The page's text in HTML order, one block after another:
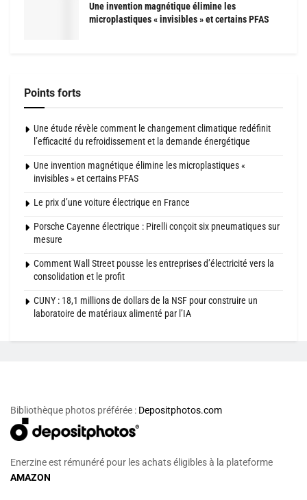
Une invention magnétique élimine les
microplastiques « invisibles » et certains PFAS
Points forts
Une étude révèle comment le changement climatique redéfinit
l’efficacité du refroidissement et la demande énergétique
Une invention magnétique élimine les microplastiques «
invisibles » et certains PFAS
Le prix d’une voiture électrique en France
Porsche Cayenne électrique : Pirelli conçoit six pneumatiques sur
mesure
Comment Wall Street pousse les entreprises d’électricité vers la
consolidation et le profit
CUNY : 18,1 millions de dollars de la NSF pour construire un
laboratoire de matériaux alimenté par l’IA
Bibliothèque photos préférée : Depositphotos.com
Enerzine est rémunéré pour les achats éligibles à la plateforme
AMAZON